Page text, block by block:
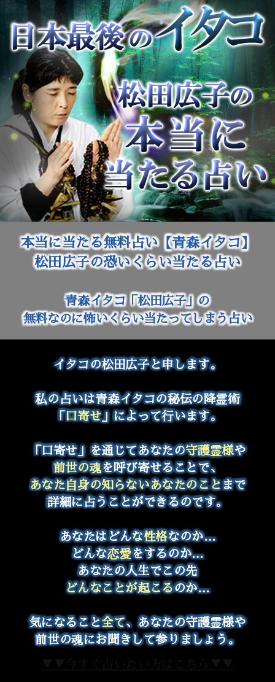
本当に当たる無料占い【青森イタコ】
松田広子の恐いくらい当たる占い
青森イタコ「松田広子」の
無料なのに怖いくらい当たってしまう占い
イタコの松田広子と申します。
私の占いは青森イタコの秘伝の降霊術
「口寄せ」によって行います。
「口寄せ」を通じてあなたの守護霊様や
前世の魂を呼び寄せることで、
あなた自身の知らないあなたのことまで
詳細に占うことができるのです。
あなたはどんな性格なのか…
どんな恋愛をするのか…
あなたの人生でこの先
どんなことが起こるのか…
気になること全て、あなたの守護霊様や
前世の魂にお聞きして参りましょう。